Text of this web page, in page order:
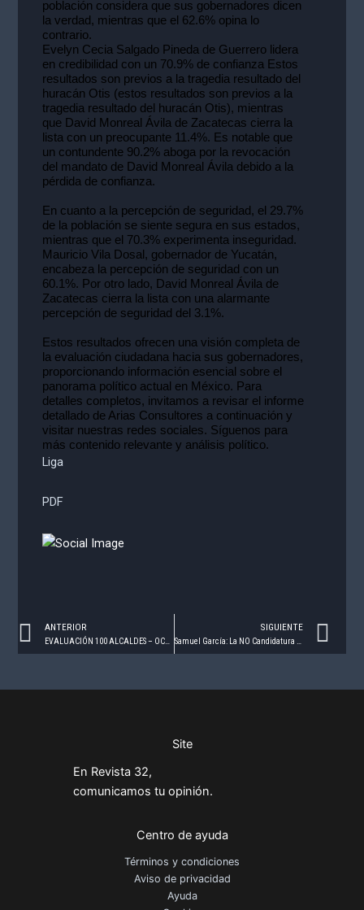
población considera que sus gobernadores dicen
la verdad, mientras que el 62.6% opina lo
contrario.
Evelyn Cecia Salgado Pineda de Guerrero lidera
en credibilidad con un 70.9% de confianza Estos
resultados son previos a la tragedia resultado del
huracán Otis (estos resultados son previos a la
tragedia resultado del huracán Otis), mientras
que David Monreal Ávila de Zacatecas cierra la
lista con un preocupante 11.4%. Es notable que
un contundente 90.2% aboga por la revocación
del mandato de David Monreal Ávila debido a la
pérdida de confianza.
En cuanto a la percepción de seguridad, el 29.7%
de la población se siente segura en sus estados,
mientras que el 70.3% experimenta inseguridad.
Mauricio Vila Dosal, gobernador de Yucatán,
encabeza la percepción de seguridad con un
60.1%. Por otro lado, David Monreal Ávila de
Zacatecas cierra la lista con una alarmante
percepción de seguridad del 3.1%.
Estos resultados ofrecen una visión completa de
la evaluación ciudadana hacia sus gobernadores,
proporcionando información esencial sobre el
panorama político actual en México. Para
detalles completos, invitamos a revisar el informe
detallado de Arias Consultores a continuación y
visitar nuestras redes sociales. Síguenos para
más contenido relevante y análisis político.
Liga
PDF
Prev
ANTERIOR
EVALUACIÓN 100 ALCALDES – OCTUBRE 2023
SIGUIENTE
Samuel García: La NO Candidatura de MC a la Presidencia de México
Site
En Revista 32,
comunicamos tu opinión.
Centro de ayuda
Términos y condiciones
Aviso de privacidad
Ayuda